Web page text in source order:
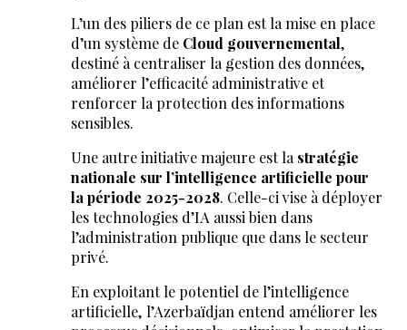
L’un des piliers de ce plan est la mise en place
d’un système de Cloud gouvernemental,
destiné à centraliser la gestion des données,
améliorer l’efficacité administrative et
renforcer la protection des informations
sensibles.
Une autre initiative majeure est lastratégie
nationale sur l’intelligence artificielle pour
la période 2025-2028. Celle-ci vise à déployer
les technologies d’IA aussi bien dans
l’administration publique que dans le secteur
privé.
En exploitant le potentiel de l’intelligence
artificielle, l’Azerbaïdjan entend améliorer les